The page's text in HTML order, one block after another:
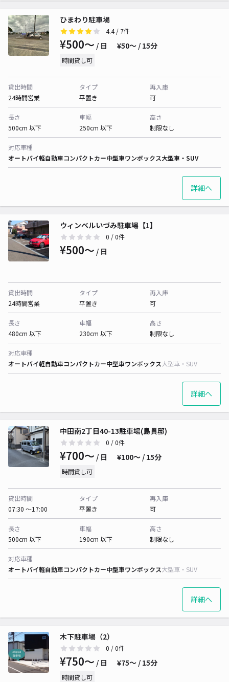
ひまわり駐車場
4.4/ 7件
¥500〜 / 日 ¥50〜 / 15分
時間貸し可
貸出時間
24時間営業
タイプ
平置き
再入庫
可
長さ
500cm 以下
車幅
250cm 以下
高さ
制限なし
対応車種
オートバイ軽自動車コンパクトカー中型車ワンボックス大型車・SUV
詳細へ
ウィンベルいづみ駐車場【1】
0 / 0件
¥500〜 / 日
貸出時間
24時間営業
タイプ
平置き
再入庫
可
長さ
480cm 以下
車幅
230cm 以下
高さ
制限なし
対応車種
オートバイ軽自動車コンパクトカー中型車ワンボックス大型車・SUV
詳細へ
中田南2丁目40-13駐車場(島貫邸)
0 / 0件
¥700〜 / 日 ¥100〜 / 15分
時間貸し可
貸出時間
07:30 〜17:00
タイプ
平置き
再入庫
可
長さ
500cm 以下
車幅
190cm 以下
高さ
制限なし
対応車種
オートバイ軽自動車コンパクトカー中型車ワンボックス大型車・SUV
詳細へ
木下駐車場（2）
0 / 0件
¥750〜 / 日 ¥75〜 / 15分
時間貸し可